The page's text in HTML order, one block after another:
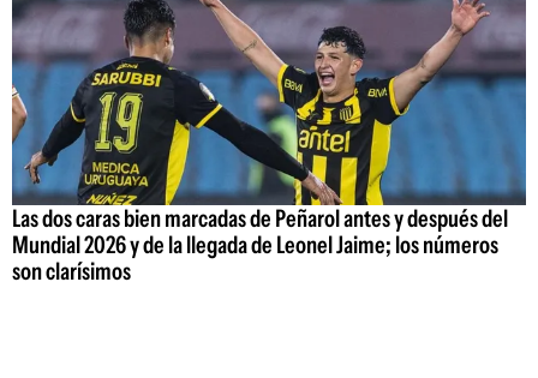
Las dos caras bien marcadas de Peñarol antes y después del
Mundial 2026 y de la llegada de Leonel Jaime; los números
son clarísimos